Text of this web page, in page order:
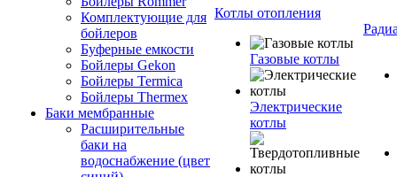
Комплектующие для
бойлеров
Буферные емкости
Бойлеры Gekon
Бойлеры Termica
Бойлеры Thermex
Баки мембранные
Расширительные
баки на
водоснабжение (цвет
Котлы отопления
Газовые котлы
Электрические
котлы